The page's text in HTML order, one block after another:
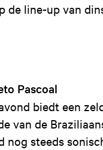
de line-up van
Pascoal
biedt een
van de
nog steeds